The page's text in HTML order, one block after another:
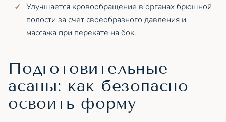
Улучшается кровообращение в органах брюшной
полости за счёт своеобразного давления и
массажа при перекате на бок.
Подготовительные
асаны: как безопасно
освоить форму